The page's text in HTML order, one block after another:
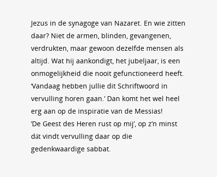
Jezus in de synagoge van Nazaret. En wie zitten
daar? Niet de armen, blinden, gevangenen,
verdrukten, maar gewoon dezelfde mensen als
altijd. Wat hij aankondigt, het jubeljaar, is een
onmogelijkheid die nooit gefunctioneerd heeft.
‘Vandaag hebben jullie dit Schriftwoord in
vervulling horen gaan.’ Dan komt het wel heel
erg aan op de inspiratie van de Messias!
‘De Geest des Heren rust op mij’, op z’n minst
dát vindt vervulling daar op die
gedenkwaardige sabbat.